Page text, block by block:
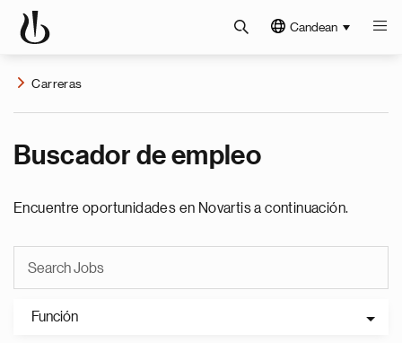
Candean
Carreras
Buscador de empleo
Encuentre oportunidades en Novartis a continuación.
Función